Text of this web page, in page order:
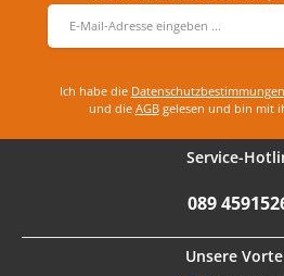
E-Mail-Adresse
Ich habe die Datenschutzbestimmungen
und die AGBgelesen und bin mit
Service-
089
Unsere